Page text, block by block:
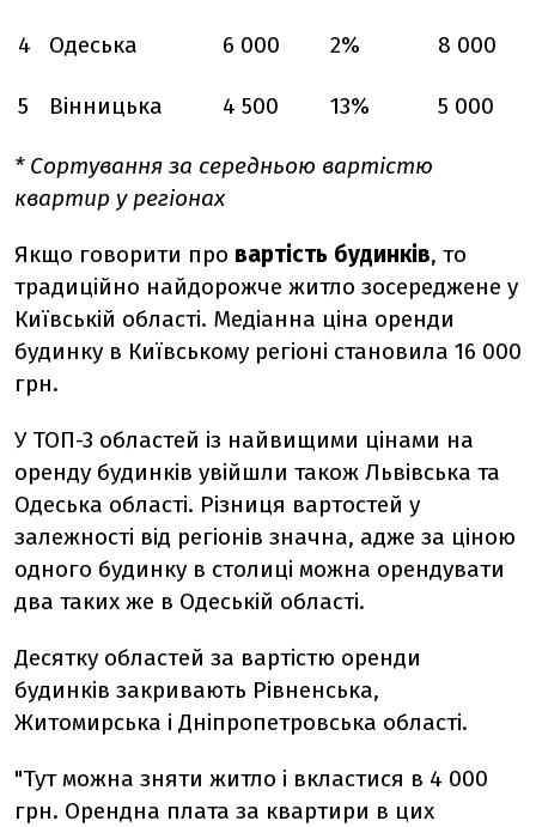
4 Одеська 6 000 2% 8 000
5 Вінницька 4 500 13% 5 000
* Сортування за середньою вартістю
квартир у регіонах
Якщо говорити про вартість будинків, то
традиційно найдорожче житло зосереджене у
Київській області. Медіанна ціна оренди
будинку в Київському регіоні становила 16 000
грн.
У ТОП-3 областей із найвищими цінами на
оренду будинків увійшли також Львівська та
Одеська області. Різниця вартостей у
залежності від регіонів значна, адже за ціною
одного будинку в столиці можна орендувати
два таких же в Одеській області.
Десятку областей за вартістю оренди
будинків закривають Рівненська,
Житомирська і Дніпропетровська області.
"Тут можна зняти житло і вкластися в 4 000
грн. Орендна плата за квартири в цих